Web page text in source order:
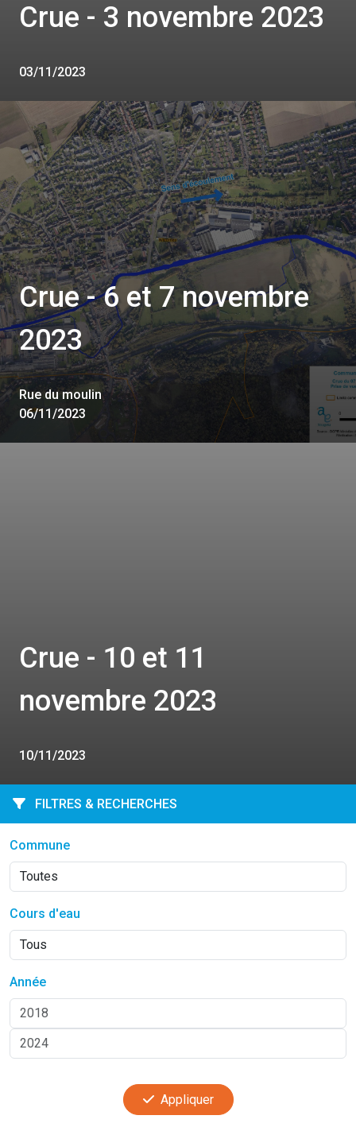
Crue - 3 novembre 2023
03/11/2023
Crue - 6 et 7 novembre
2023
Rue du moulin
06/11/2023
Crue - 10 et 11
novembre 2023
10/11/2023
FILTRES & RECHERCHES
Commune
Cours d'eau
Année
Appliquer